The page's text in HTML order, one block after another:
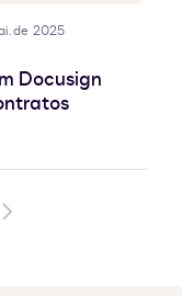
de 2025
Docusign
Go